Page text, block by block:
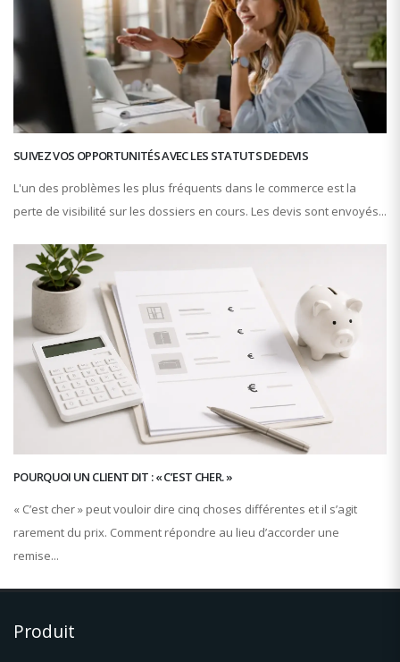
SUIVEZ VOS OPPORTUNITÉS AVEC LES STATUTS DE DEVIS
L'un des problèmes les plus fréquents dans le commerce est la
perte de visibilité sur les dossiers en cours. Les devis sont envoyés...
POURQUOI UN CLIENT DIT : « C’EST CHER. »
« C’est cher » peut vouloir dire cinq choses différentes et il s’agit
rarement du prix. Comment répondre au lieu d’accorder une
remise...
Produit